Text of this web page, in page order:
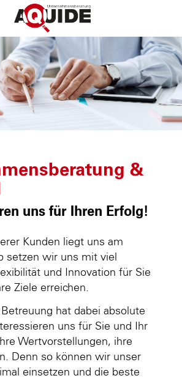
&
uns für Ihren Erfolg!
Kunden liegt uns am
setzen wir uns mit viel
und Innovation für Sie
Ziele erreichen.
hat dabei absolute
uns für Sie und Ihr
Wertvorstellungen, ihre
Denn so können wir unser
einsetzen und die beste